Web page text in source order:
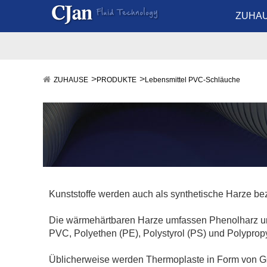
ZUHAUSE PRODUKTE Lebensmittel PVC-Schläuche
Kunststoffe werden auch als synthetische Harze
Die wärmehärtbaren Harze umfassen Phenolharz
PVC, Polyethen (PE), Polystyrol (PS) und
Üblicherweise werden Thermoplaste in Form von